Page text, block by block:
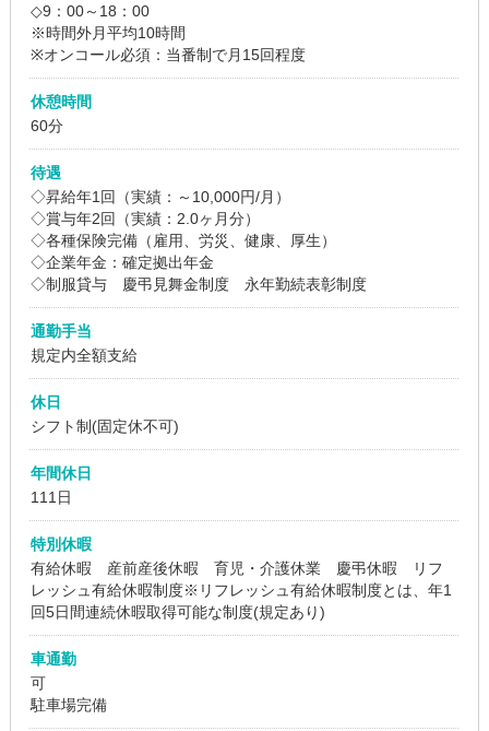
◇9：00～18：00
※時間外月平均10時間
※オンコール必須：当番制で月15回程度
休憩時間
60分
待遇
◇昇給年1回（実績：～10,000円/月）
◇賞与年2回（実績：2.0ヶ月分）
◇各種保険完備（雇用、労災、健康、厚生）
◇企業年金：確定拠出年金
◇制服貸与 慶弔見舞金制度 永年勤続表彰制度
通勤手当
規定内全額支給
休日
シフト制(固定休不可)
年間休日
111日
特別休暇
有給休暇 産前産後休暇 育児・介護休業 慶弔休暇 リフ
レッシュ有給休暇制度※リフレッシュ有給休暇制度とは、年1
回5日間連続休暇取得可能な制度(規定あり)
車通勤
可
駐車場完備